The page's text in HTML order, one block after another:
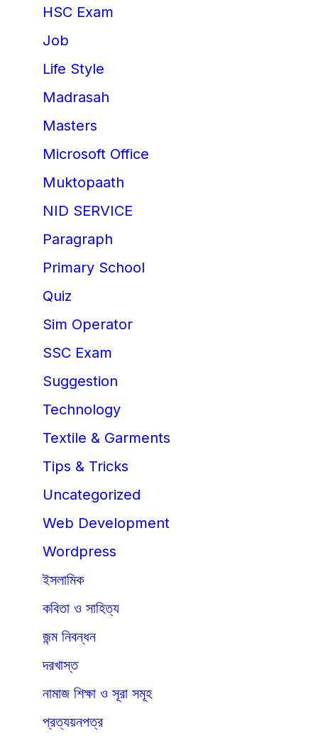
HSC Exam
Job
Life Style
Madrasah
Masters
Microsoft Office
Muktopaath
NID SERVICE
Paragraph
Primary School
Quiz
Sim Operator
SSC Exam
Suggestion
Technology
Textile & Garments
Tips & Tricks
Uncategorized
Web Development
Wordpress
ইসলামিক
কবিতা ও সাহিত্য
জন্ম নিবন্ধন
দরখাস্ত
নামাজ শিক্ষা ও সূরা সমূহ
প্রত্যয়নপত্র